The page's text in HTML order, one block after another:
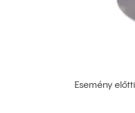
Esemény